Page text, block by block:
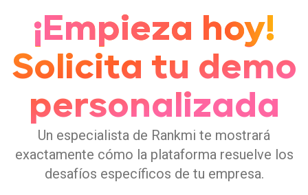
¡Empieza hoy!
Solicita tu demo
personalizada
Un especialista de Rankmi te mostrará
exactamente cómo la plataforma resuelve los
desafíos específicos de tu empresa.